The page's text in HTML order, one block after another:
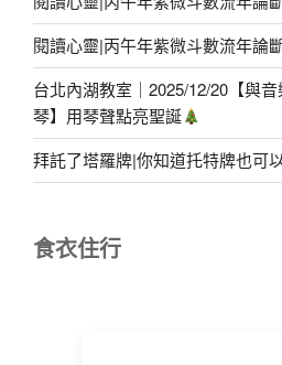
閱讀心靈|丙午年紫微斗數流年論
台北內湖教室｜2025/12/20【與
琴】用琴聲點亮聖誕
拜託了塔羅牌|你知道托特牌也可
食衣住行